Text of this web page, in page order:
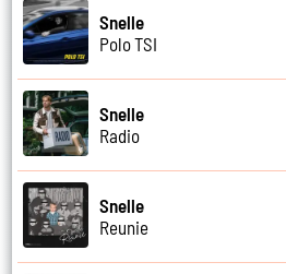
Snelle
Polo TSI
Snelle
Radio
Snelle
Reunie